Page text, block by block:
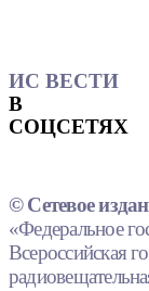
ИС ВЕСТИ
В
СОЦСЕТЯХ
© Сетевое
«Федеральное
Всероссийская